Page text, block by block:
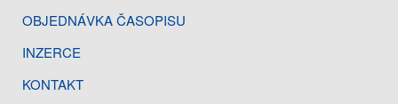
OBJEDNÁVKA ČASOPISU
INZERCE
KONTAKT